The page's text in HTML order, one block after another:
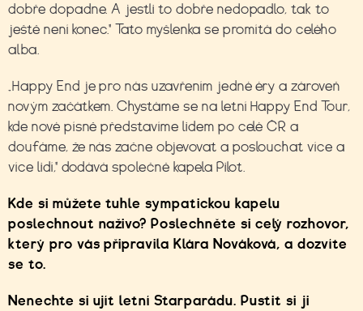
dobře dopadne. A jestli to dobře nedopadlo, tak to
ještě není konec." Tato myšlenka se promítá do celého
alba.
„Happy End je pro nás uzavřením jedné éry a zároveň
novým začátkem. Chystáme se na letní Happy End Tour,
kde nové písně představíme lidem po celé ČR a
doufáme, že nás začne objevovat a poslouchat více a
více lidí," dodává společně kapela Pilot.
Kde si můžete tuhle sympatickou kapelu
poslechnout naživo? Poslechněte si celý rozhovor,
který pro vás připravila Klára Nováková, a dozvíte
se to.
Nenechte si ujít letní Starparádu. Pustit si ji